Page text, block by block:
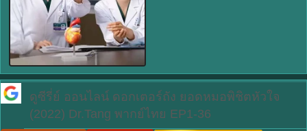
ดูซีรี่ย์ ออนไลน์ ดอกเตอร์ถัง ยอดหมอพิชิตหัวใจ
(2022) Dr.Tang พากย์ไทย EP1-36